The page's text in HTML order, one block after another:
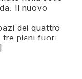
Il nuovo
dei quattro
tre piani fuori